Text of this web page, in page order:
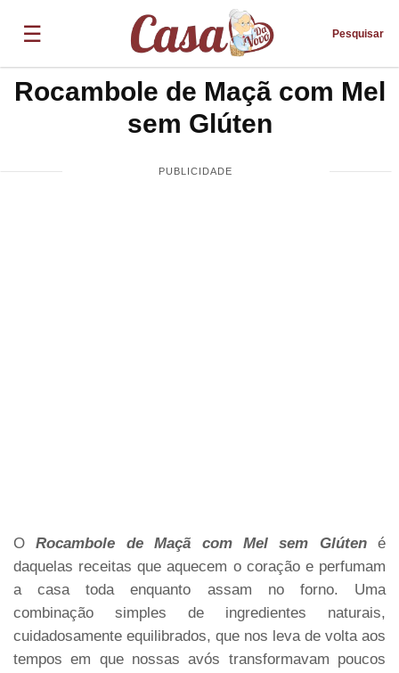
☰ Pesquisar
Rocambole de Maçã com Mel
sem Glúten
ORocambole de Maçã com Mel sem Glútené
daquelas receitas que aquecem o coração e perfumam
a casa toda enquanto assam no forno. Uma
combinação simples de ingredientes naturais,
cuidadosamente equilibrados, que nos leva de volta aos
tempos em que nossas avós transformavam poucos